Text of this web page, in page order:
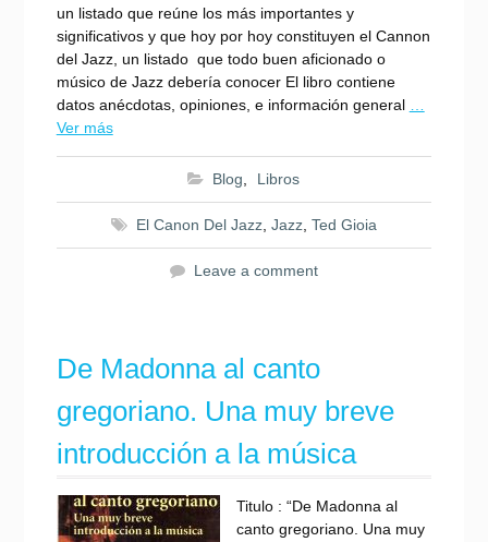
un listado que reúne los más importantes y
significativos y que hoy por hoy constituyen el Cannon
del Jazz, un listado que todo buen aficionado o
músico de Jazz debería conocer El libro contiene
datos anécdotas, opiniones, e información general
Ver más
Blog Libros
El Canon Del Jazz, Jazz, Ted Gioia
Leave a comment
De Madonna al canto
gregoriano. Una muy breve
introducción a la música
Titulo : “De Madonna al
canto gregoriano. Una muy